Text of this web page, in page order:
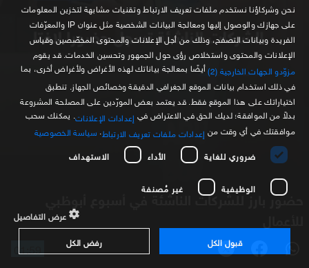
01:59
حضور بارز للشركات الناشئة في أسبوع أبوظبي
نحن وشركاؤنا نستخدم ملفات تعريف الارتباط وتقنيات مشابهة لتخزين المعلومات
على جهازك والوصول إليها ومعالجة البيانات الشخصية مثل عنوان IP والمعرّفات
الفريدة وبيانات التصفح، وذلك من أجل الإعلانات والمحتوى المخصّصين وقياس
الإعلانات والمحتوى واستخلاص رؤى حول الجمهور وتحسين الخدمات. قد يقوم
مزوّدو الجهات الخارجية (2)
أيضًا بمعالجة بياناتك لهذه الأغراض ولأغراض أخرى، بما
في ذلك استخدام بيانات الموقع الجغرافي الدقيقة وخصائص الجهاز. تنطبق
اختياراتك على هذا الموقع فقط. قد يعتمد بعض المورّدين على المصلحة المشروعة
بدلاً من الموافقة؛ لديك الحق في الاعتراض في إعدادات الإعلانات . يمكنك سحب
موافقتك في أي وقت من إعدادات ملفات تعريف الارتباط سياسة الخصوصية
ضروري للغاية
الأداء الاستهداف
الوظيفية غير مُصنفة
عرض التفاصيل
قبول الكل
رفض الكل